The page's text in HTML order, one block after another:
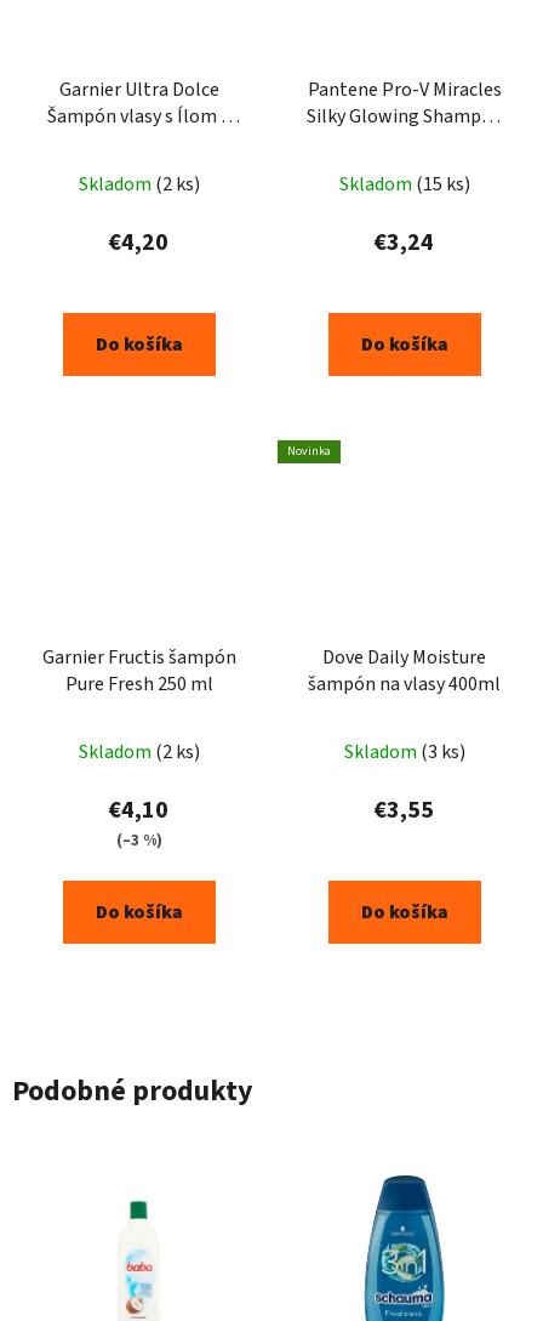
Garnier Ultra Dolce
Šampón vlasy s Ílom a
Skladom (2 ks)
€4,20
Do košíka
Pantene Pro-V Miracles
Silky Glowing Shampoo
vlasy 225 ml
Skladom (15 ks)
€3,24
Do košíka
Garnier Fructis šampón
Pure Fresh 250 ml
Skladom (2 ks)
€4,10
(–3 %)
Do košíka
Novinka
Dove Daily Moisture
šampón na vlasy 400ml
Skladom (3 ks)
€3,55
Do košíka
Podobné produkty